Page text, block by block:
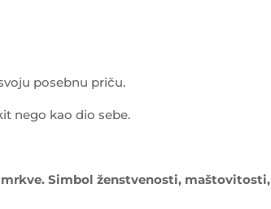
posebnu priču.
nego kao dio sebe.
Simbol ženstvenosti, maštovitosti,